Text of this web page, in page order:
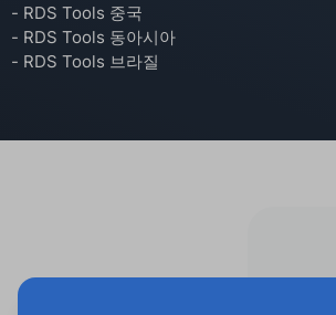
- RDS Tools 중국
- RDS Tools 동아시아
- RDS Tools 브라질